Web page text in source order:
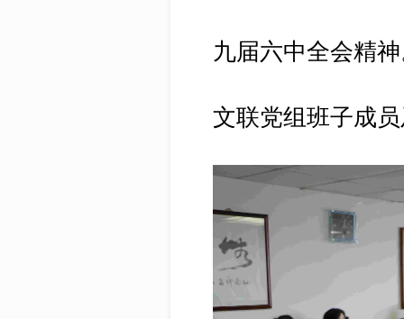
九届六中全会精
文联党组班子成